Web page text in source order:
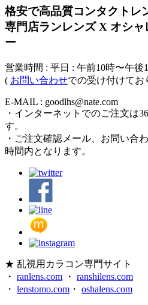
格安で高品質コンタクトレ
専門店ランレンズ X オシ
ー
営業時間 : 平日 : 午前10時〜午後
( お問い合わせでの受け付けてお
E-MAIL : goodlhs@nate.com
・インターネットでのご注文は
す。
・ご注文確認メール、お問い合
時間内となります。
★ 乱視用カラコン専門サイト
・ ranlens.com ・ ranshilens.com
・ lenstomo.com ・ oshalens.com